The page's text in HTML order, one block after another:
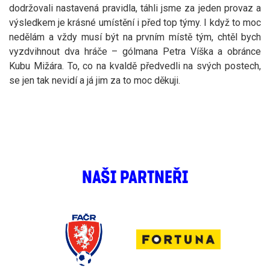
dodržovali nastavená pravidla, táhli jsme za jeden provaz a
výsledkem je krásné umístění i před top týmy. I když to moc
nedělám a vždy musí být na prvním místě tým, chtěl bych
vyzdvihnout dva hráče – gólmana Petra Víška a obránce
Kubu Mižára. To, co na kvaldě předvedli na svých postech,
se jen tak nevidí a já jim za to moc děkuji.
NAŠI PARTNEŘI